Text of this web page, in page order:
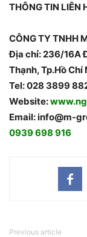
THÔNG TIN LIÊN
CÔNG TY TNHH
Địa chỉ: 236/16A
Thạnh, Tp.Hồ Chí
Tel: 028
Website:
Email:
0939 698 916
Previous article